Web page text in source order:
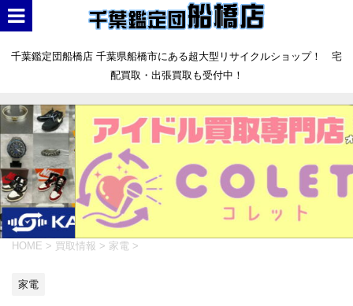
千葉鑑定団船橋店 千葉県船橋市にある超大型リサイクルショップ！ 宅
配買取・出張買取も受付中！
HOME > 買取情報 > 家電 >
家電